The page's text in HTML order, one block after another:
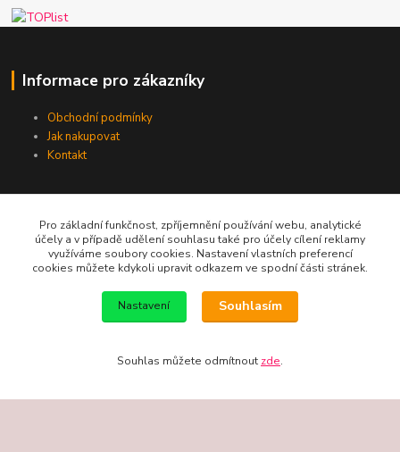
Informace pro zákazníky
Obchodní podmínky
Jak nakupovat
Kontakt
+420 602 213 111
new-studio@seznam.cz
Pro základní funkčnost, zpříjemnění používání webu, analytické
účely a v případě udělení souhlasu také pro účely cílení reklamy
využíváme soubory cookies. Nastavení vlastních preferencí
cookies můžete kdykoli upravit odkazem ve spodní části stránek.
Nastavení Souhlasím
Souhlas můžete odmítnout zde.